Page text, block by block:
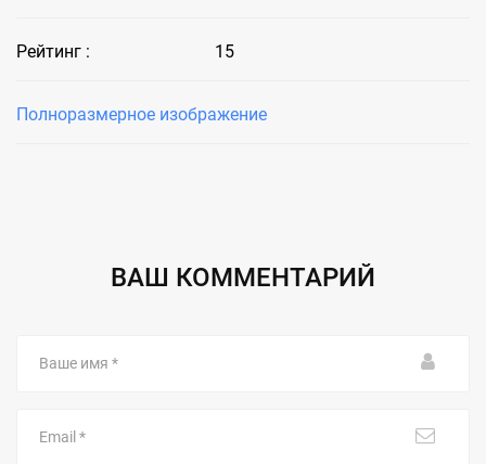
Рейтинг : 15
Полноразмерное изображение
ВАШ КОММЕНТАРИЙ
имя